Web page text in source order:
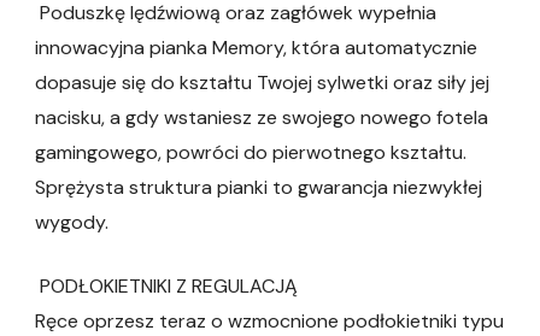
Poduszkę lędźwiową oraz zagłówek wypełnia
innowacyjna pianka Memory, która automatycznie
dopasuje się do kształtu Twojej sylwetki oraz siły jej
nacisku, a gdy wstaniesz ze swojego nowego fotela
gamingowego, powróci do pierwotnego kształtu.
Sprężysta struktura pianki to gwarancja niezwykłej
wygody.
PODŁOKIETNIKI Z REGULACJĄ
Ręce oprzesz teraz o wzmocnione podłokietniki typu